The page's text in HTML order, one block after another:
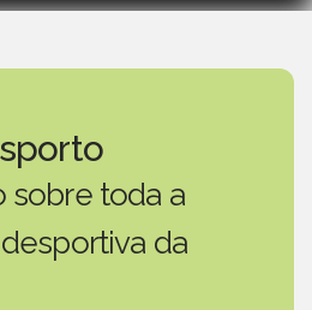
sobre toda a
da